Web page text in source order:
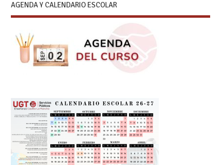
AGENDA Y CALENDARIO ESCOLAR